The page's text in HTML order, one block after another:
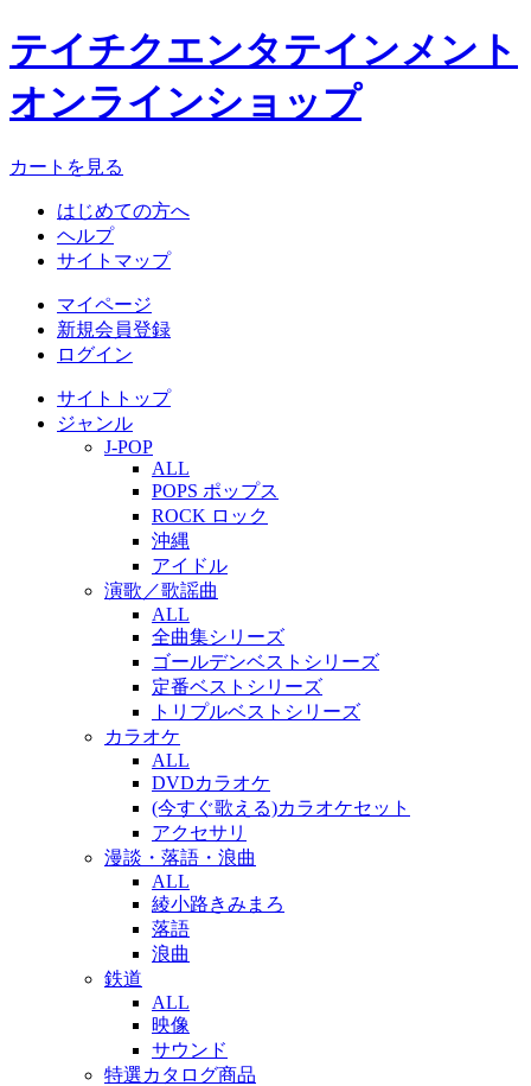
テイチクエンタテインメント
オンラインショップ
カートを見る
はじめての方へ
ヘルプ
サイトマップ
マイページ
新規会員登録
ログイン
サイトトップ
ジャンル
J-POP
ALL
POPS ポップス
ROCK ロック
沖縄
アイドル
演歌／歌謡曲
ALL
全曲集シリーズ
ゴールデンベストシリーズ
定番ベストシリーズ
トリプルベストシリーズ
カラオケ
ALL
DVDカラオケ
(今すぐ歌える)カラオケセット
アクセサリ
漫談・落語・浪曲
ALL
綾小路きみまろ
落語
浪曲
鉄道
ALL
映像
サウンド
特選カタログ商品